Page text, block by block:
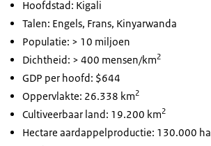
Hoofdstad: Kigali
Talen: Engels, Frans, Kinyarwanda
Populatie: > 10 miljoen
Dichtheid: > 400 mensen/km2
GDP per hoofd: $644
Oppervlakte: 26.338 km2
Cultiveerbaar land: 19.200 km2
Hectare aardappelproductie: 130.000 ha